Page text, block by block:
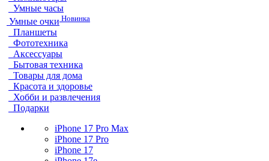
Умные часы
Умные очки Новинка
Планшеты
Фототехника
Аксессуары
Бытовая техника
Товары для дома
Красота и здоровье
Хобби и развлечения
Подарки
iPhone 17 Pro Max
iPhone 17 Pro
iPhone 17